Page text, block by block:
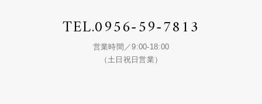
TEL.0956-59-7813
営業時間／9:00-18:00
（土日祝日営業）